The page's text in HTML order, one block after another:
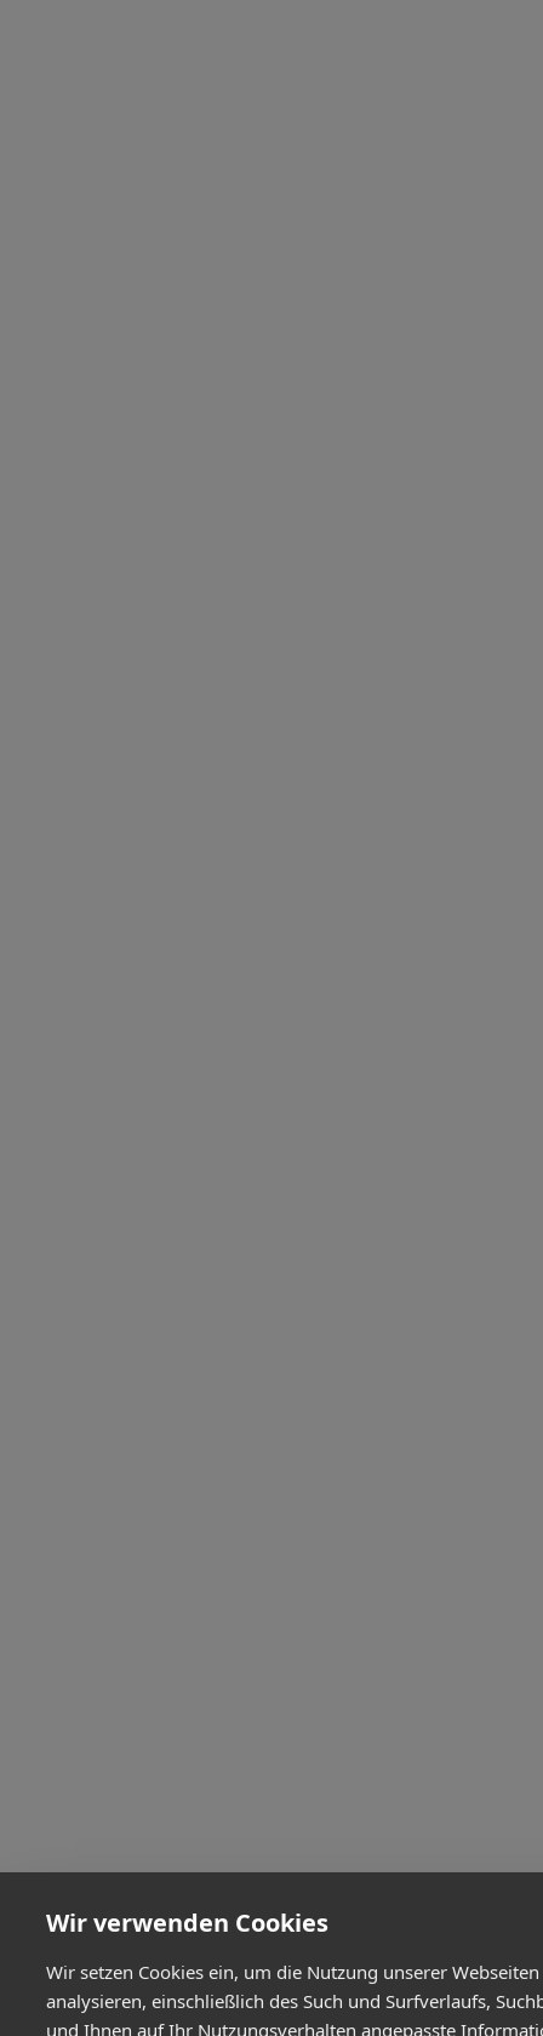
Wir verwenden Cookies
Wir setzen Cookies ein, um die Nutzung unserer
analysieren, einschließlich des Such und Surfverlaufs,
und Ihnen auf Ihr Nutzungsverhalten angepasste